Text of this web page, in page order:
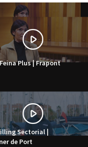
Plus | Frapont
Sectorial |
de Port